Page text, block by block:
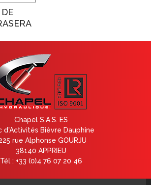
Chapel S.A.S. ES
d'Activités Bièvre Dauphine
rue Alphonse GOURJU
38140 APPRIEU
Tél : +33 (0)4 76 07 20 46